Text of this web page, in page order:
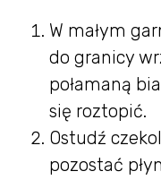
W małym
do granicy
połamaną
się roztopić.
Ostudź
pozostać